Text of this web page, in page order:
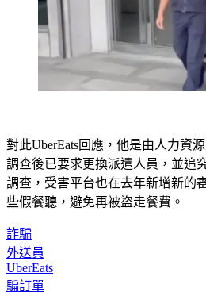
對此UberEats回應，他是由人力資
調查後已要求更換派遣人員，並追
調查，受害平台也在去年新增新的
些假餐聽，避免再被盜走餐費。
詐騙
外送員
UberEats
騙訂單